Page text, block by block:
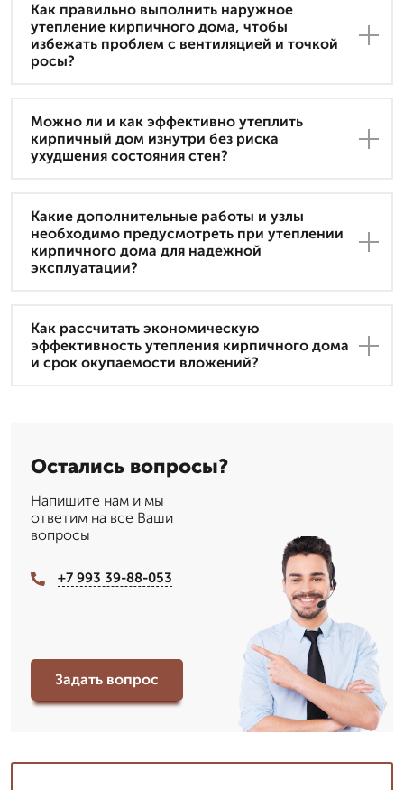
Как правильно выполнить наружное
утепление кирпичного дома, чтобы
избежать проблем с вентиляцией и точкой
росы?
Можно ли и как эффективно утеплить
кирпичный дом изнутри без риска
ухудшения состояния стен?
Какие дополнительные работы и узлы
необходимо предусмотреть при утеплении
кирпичного дома для надежной
эксплуатации?
Как рассчитать экономическую
эффективность утепления кирпичного дома
и срок окупаемости вложений?
Остались вопросы?
Напишите нам и мы
ответим на все Ваши
вопросы
+7 993 39-88-053
Задать вопрос